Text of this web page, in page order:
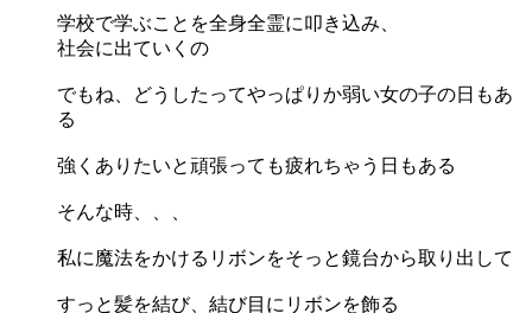
学校で学ぶことを全身全霊に叩き込み、
社会に出ていくの
でもね、どうしたってやっぱりか弱い女の子の日もあ
る
強くありたいと頑張っても疲れちゃう日もある
そんな時、、、
私に魔法をかけるリボンをそっと鏡台から取り出して
すっと髪を結び、結び目にリボンを飾る